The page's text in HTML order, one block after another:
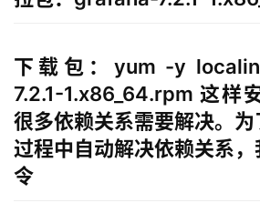
下载包：yum -y
7.2.1-1.x86_64.rpm 这样
很多依赖关系需要解决。
过程中自动解决依赖关系
令